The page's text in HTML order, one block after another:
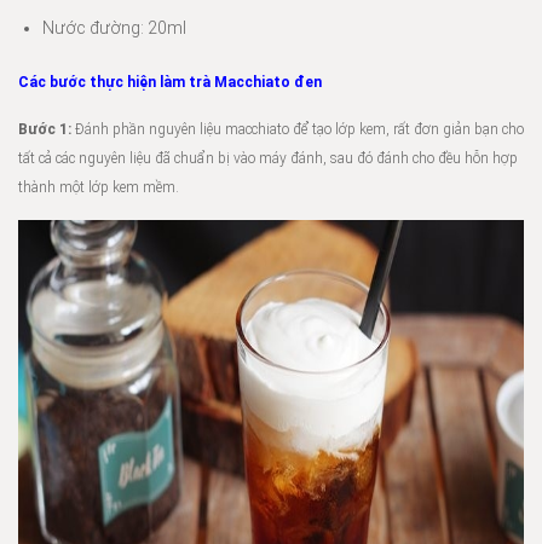
Nước đường: 20ml
Các bước thực hiện làm trà Macchiato đen
Bước 1: Đánh phần nguyên liệu macchiato để tạo lớp kem, rất đơn giản bạn cho
tất cả các nguyên liệu đã chuẩn bị vào máy đánh, sau đó đánh cho đều hỗn hợp
thành một lớp kem mềm.